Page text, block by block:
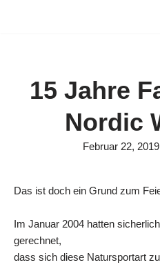
15 Jahre
Nordic
Februar 22, 2019
Das ist doch ein Grund zum
Im Januar 2004 hatten
gerechnet,
dass sich diese Natursportart